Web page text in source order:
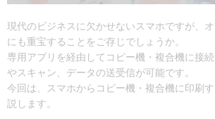
現代のビジネスに欠かせないスマホですが、
にも重宝することをご存じでしょうか。
専用アプリを経由してコピー機・複合機に接
やスキャン、データの送受信が可能です。
今回は、スマホからコピー機・複合機に印刷
説します。